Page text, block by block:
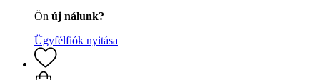
Ön új nálunk?
Ügyfélfiók nyitása